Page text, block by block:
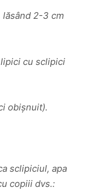
lăsând 2-3 cm
cu sclipici
obișnuit).
sclipiciul, apa
copiii dvs.: